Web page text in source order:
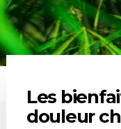
Les
douleur